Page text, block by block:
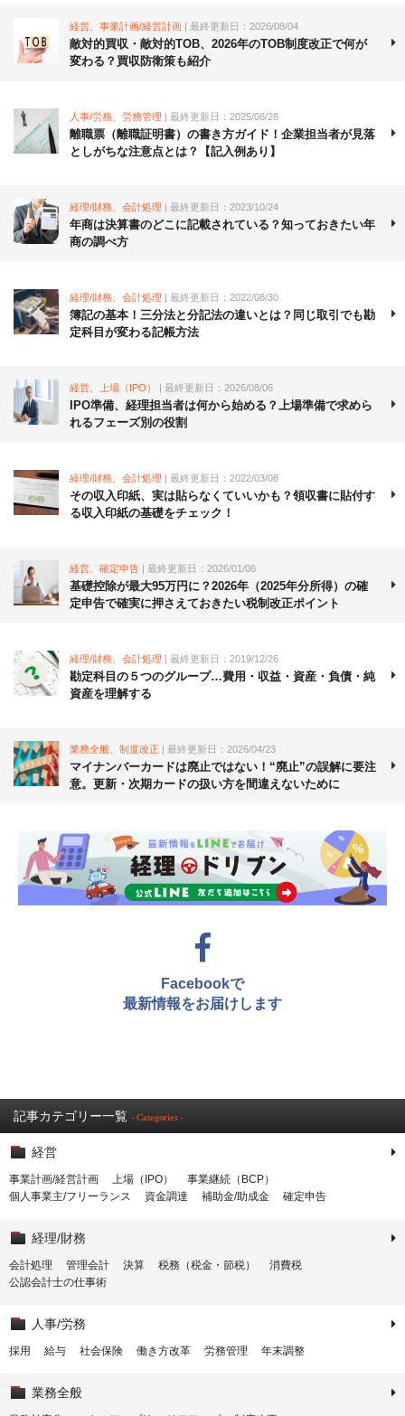
経営、事業計画/経営計画 | 最終更新日：2026/08/04
敵対的買収・敵対的TOB、2026年のTOB制度改正で何が
変わる？買収防衛策も紹介
人事/労務、労務管理 | 最終更新日：2025/08/28
離職票（離職証明書）の書き方ガイド！企業担当者が見落
としがちな注意点とは？【記入例あり】
経理/財務、会計処理 | 最終更新日：2023/10/24
年商は決算書のどこに記載されている？知っておきたい年
商の調べ方
経理/財務、会計処理 | 最終更新日：2022/08/30
簿記の基本！三分法と分記法の違いとは？同じ取引でも勘
定科目が変わる記帳方法
経営、上場（IPO） | 最終更新日：2026/08/06
IPO準備、経理担当者は何から始める？上場準備で求めら
れるフェーズ別の役割
経理/財務、会計処理 | 最終更新日：2022/03/08
その収入印紙、実は貼らなくていいかも？領収書に貼付す
る収入印紙の基礎をチェック！
経営、確定申告 | 最終更新日：2026/01/06
基礎控除が最大95万円に？2026年（2025年分所得）の確
定申告で確実に押さえておきたい税制改正ポイント
経理/財務、会計処理 | 最終更新日：2019/12/26
勘定科目の５つのグループ…費用・収益・資産・負債・純
資産を理解する
業務全般、制度改正 | 最終更新日：2026/04/23
マイナンバーカードは廃止ではない！“廃止”の誤解に要注
意。更新・次期カードの扱い方を間違えないために
Facebookで
最新情報をお届けします
記事カテゴリー一覧 - Categories -
経営
事業計画/経営計画 上場（IPO）
事業継続（BCP）
個人事業主/フリーランス
資金調達 補助金/助成金 確定申告
経理/財務
会計処理 管理会計 決算 税務（税金・節税）
消費税
公認会計士の仕事術
人事/労務
採用 給与 社会保険 働き方改革 労務管理 年末調整
業務全般